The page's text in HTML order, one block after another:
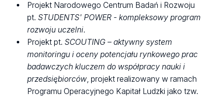
Projekt Narodowego Centrum Badań i Rozwoju
pt.STUDENTS' POWER - kompleksowy program
rozwoju uczelni.
Projekt pt.SCOUTING – aktywny system
monitoringu i oceny potencjału rynkowego prac
badawczych kluczem do współpracy nauki i
przedsiębiorców, projekt realizowany w ramach
Programu Operacyjnego Kapitał Ludzki jako tzw.